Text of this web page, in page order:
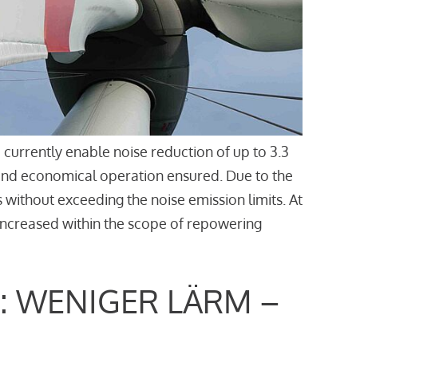
enable noise reduction of up to 3.3
economical operation ensured. Due to the
exceeding the noise emission limits. At
within the scope of repowering
WENIGER LÄRM –